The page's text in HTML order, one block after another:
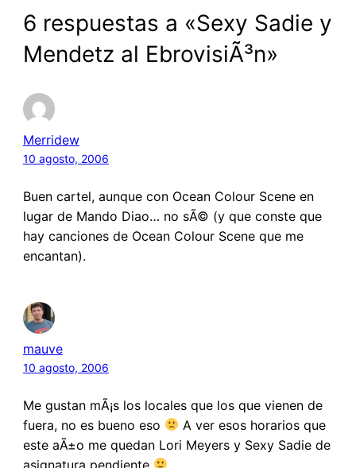
6 respuestas a «Sexy Sadie y
Mendetz al EbrovisiÃ³n»
Merridew
10 agosto, 2006
Buen cartel, aunque con Ocean Colour Scene en
lugar de Mando Diao… no sÃ© (y que conste que
hay canciones de Ocean Colour Scene que me
encantan).
mauve
10 agosto, 2006
Me gustan mÃ¡s los locales que los que vienen de
fuera, no es bueno eso
A ver esos horarios que
este aÃ±o me quedan Lori Meyers y Sexy Sadie de
asignatura pendiente